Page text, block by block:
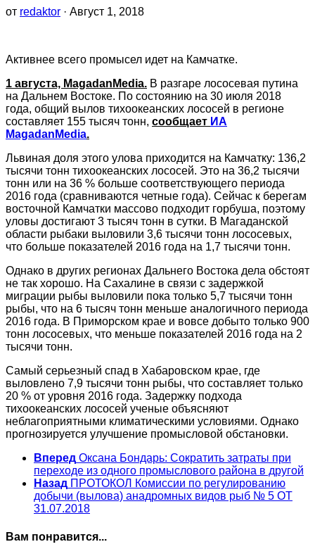
от redaktor · Август 1, 2018
Активнее всего промысел идет на Камчатке.
1 августа, MagadanMedia. В разгаре лососевая путина
на Дальнем Востоке. По состоянию на 30 июля 2018
года, общий вылов тихоокеанских лососей в регионе
составляет 155 тысяч тонн, сообщает ИА
MagadanMedia.
Львиная доля этого улова приходится на Камчатку: 136,2
тысячи тонн тихоокеанских лососей. Это на 36,2 тысячи
тонн или на 36 % больше соответствующего периода
2016 года (сравниваются четные года). Сейчас к берегам
восточной Камчатки массово подходит горбуша, поэтому
уловы достигают 3 тысяч тонн в сутки. В Магаданской
области рыбаки выловили 3,6 тысячи тонн лососевых,
что больше показателей 2016 года на 1,7 тысячи тонн.
Однако в других регионах Дальнего Востока дела обстоят
не так хорошо. На Сахалине в связи с задержкой
миграции рыбы выловили пока только 5,7 тысячи тонн
рыбы, что на 6 тысяч тонн меньше аналогичного периода
2016 года. В Приморском крае и вовсе добыто только 900
тонн лососевых, что меньше показателей 2016 года на 2
тысячи тонн.
Самый серьезный спад в Хабаровском крае, где
выловлено 7,9 тысячи тонн рыбы, что составляет только
20 % от уровня 2016 года. Задержку подхода
тихоокеанских лососей ученые объясняют
неблагоприятными климатическими условиями. Однако
прогнозируется улучшение промысловой обстановки.
Вперед Оксана Бондарь: Сократить затраты при
переходе из одного промыслового района в другой
Назад ПРОТОКОЛ Комиссии по регулированию
добычи (вылова) анадромных видов рыб № 5 ОТ
31.07.2018
Вам понравится...